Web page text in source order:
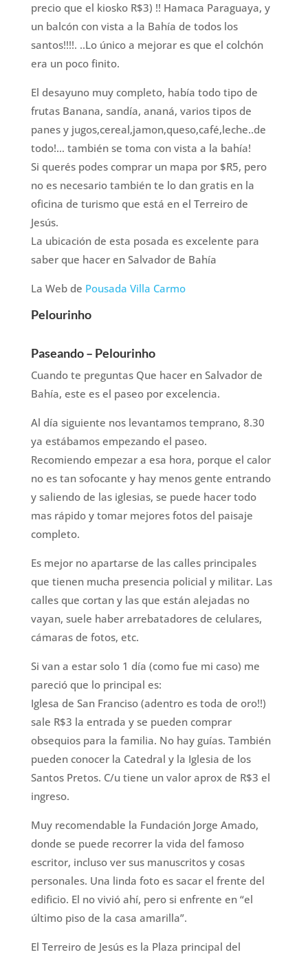
precio que el kiosko R$3) !! Hamaca Paraguaya, y
un balcón con vista a la Bahía de todos los
santos!!!!. ..Lo único a mejorar es que el colchón
era un poco finito.
El desayuno muy completo, había todo tipo de
frutas Banana, sandía, ananá, varios tipos de
panes y jugos,cereal,jamon,queso,café,leche..de
todo!… también se toma con vista a la bahía!
Si querés podes comprar un mapa por $R5, pero
no es necesario también te lo dan gratis en la
oficina de turismo que está en el Terreiro de
Jesús.
La ubicación de esta posada es excelente para
saber que hacer en Salvador de Bahía
La Web de Pousada Villa Carmo
Pelourinho
Paseando – Pelourinho
Cuando te preguntas Que hacer en Salvador de
Bahía, este es el paseo por excelencia.
Al día siguiente nos levantamos temprano, 8.30
ya estábamos empezando el paseo.
Recomiendo empezar a esa hora, porque el calor
no es tan sofocante y hay menos gente entrando
y saliendo de las iglesias, se puede hacer todo
mas rápido y tomar mejores fotos del paisaje
completo.
Es mejor no apartarse de las calles principales
que tienen mucha presencia policial y militar. Las
calles que cortan y las que están alejadas no
vayan, suele haber arrebatadores de celulares,
cámaras de fotos, etc.
Si van a estar solo 1 día (como fue mi caso) me
pareció que lo principal es:
Iglesa de San Franciso (adentro es toda de oro!!)
sale R$3 la entrada y se pueden comprar
obsequios para la familia. No hay guías. También
pueden conocer la Catedral y la Iglesia de los
Santos Pretos. C/u tiene un valor aprox de R$3 el
ingreso.
Muy recomendable la Fundación Jorge Amado,
donde se puede recorrer la vida del famoso
escritor, incluso ver sus manuscritos y cosas
personales. Una linda foto es sacar el frente del
edificio. El no vivió ahí, pero si enfrente en “el
último piso de la casa amarilla”.
El Terreiro de Jesús es la Plaza principal del